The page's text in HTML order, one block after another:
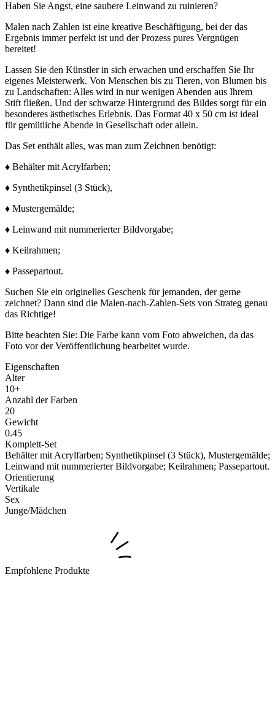
Haben Sie Angst, eine saubere Leinwand zu ruinieren?
Malen nach Zahlen ist eine kreative Beschäftigung, bei der das
Ergebnis immer perfekt ist und der Prozess pures Vergnügen
bereitet!
Lassen Sie den Künstler in sich erwachen und erschaffen Sie Ihr
eigenes Meisterwerk. Von Menschen bis zu Tieren, von Blumen bis
zu Landschaften: Alles wird in nur wenigen Abenden aus Ihrem
Stift fließen. Und der schwarze Hintergrund des Bildes sorgt für ein
besonderes ästhetisches Erlebnis. Das Format 40 x 50 cm ist ideal
für gemütliche Abende in Gesellschaft oder allein.
Das Set enthält alles, was man zum Zeichnen benötigt:
♦ Behälter mit Acrylfarben;
♦ Synthetikpinsel (3 Stück),
♦ Mustergemälde;
♦ Leinwand mit nummerierter Bildvorgabe;
♦ Keilrahmen;
♦ Passepartout.
Suchen Sie ein originelles Geschenk für jemanden, der gerne
zeichnet? Dann sind die Malen-nach-Zahlen-Sets von Strateg genau
das Richtige!
Bitte beachten Sie: Die Farbe kann vom Foto abweichen, da das
Foto vor der Veröffentlichung bearbeitet wurde.
Eigenschaften
Alter
10+
Anzahl der Farben
20
Gewicht
0.45
Komplett-Set
Behälter mit Acrylfarben; Synthetikpinsel (3 Stück), Mustergemälde;
Leinwand mit nummerierter Bildvorgabe; Keilrahmen; Passepartout.
Orientierung
Vertikale
Sex
Junge/Mädchen
Empfohlene Produkte